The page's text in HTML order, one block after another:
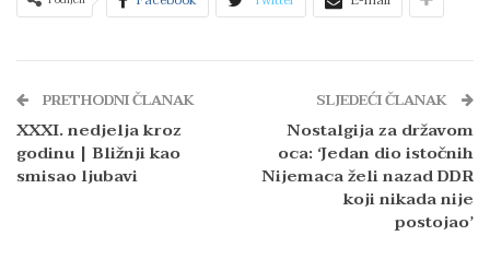
PRETHODNI ČLANAK
XXXI. nedjelja kroz
godinu | Bližnji kao
smisao ljubavi
SLJEDEĆI ČLANAK
Nostalgija za državom
oca: ‘Jedan dio istočnih
Nijemaca želi nazad DDR
koji nikada nije
postojao’